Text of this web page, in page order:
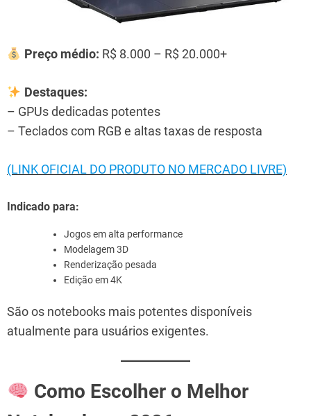
Preço médio: R$ 8.000 – R$ 20.000+
Destaques:
– GPUs dedicadas potentes
– Teclados com RGB e altas taxas de resposta
(LINK OFICIAL DO PRODUTO NO MERCADO LIVRE)
Indicado para:
Jogos em alta performance
Modelagem 3D
Renderização pesada
Edição em 4K
São os notebooks mais potentes disponíveis
atualmente para usuários exigentes.
Como Escolher o Melhor